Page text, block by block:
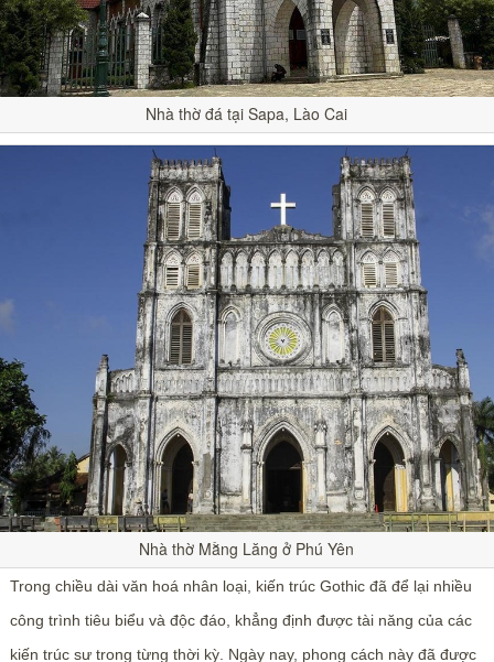
Nhà thờ đá tại Sapa, Lào Cai
Nhà thờ Mằng Lăng ở Phú Yên
Trong chiều dài văn hoá nhân loại, kiến trúc Gothic đã để lại nhiều
công trình tiêu biểu và độc đáo, khẳng định được tài năng của các
kiến trúc sư trong từng thời kỳ. Ngày nay, phong cách này đã được